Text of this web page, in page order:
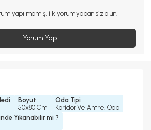
yapılmamış, ilk yorum yapan siz olun!
Yorum Yap
Boyut
50x80 Cm
Oda Tipi
Koridor Ve Antre, Oda
Yıkanabilir mi ?